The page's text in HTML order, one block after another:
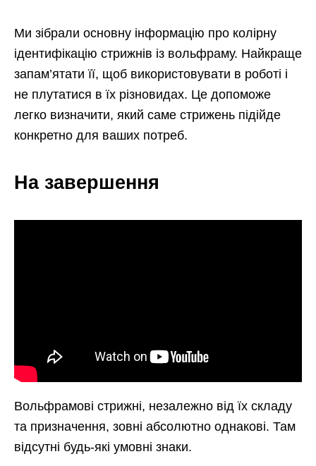
Ми зібрали основну інформацію про колірну
ідентифікацію стрижнів із вольфраму. Найкраще
запам’ятати її, щоб використовувати в роботі і
не плутатися в їх різновидах. Це допоможе
легко визначити, який саме стрижень підійде
конкретно для ваших потреб.
На завершення
Вольфрамові стрижні, незалежно від їх складу
та призначення, зовні абсолютно однакові. Там
відсутні будь-які умовні знаки.